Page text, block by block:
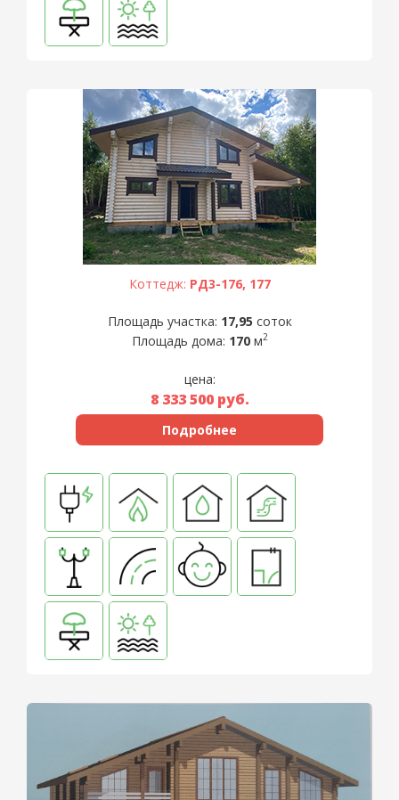
Коттедж: РД3-176, 177
Площадь участка: 17,95 соток
Площадь дома: 170м2
цена:
8 333 500руб.
Подробнее